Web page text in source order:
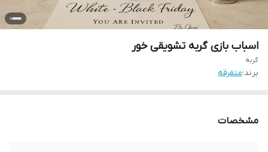
اسباب بازی گربه تشویقی خور
گربه
برند:متفرقه
مشخصات